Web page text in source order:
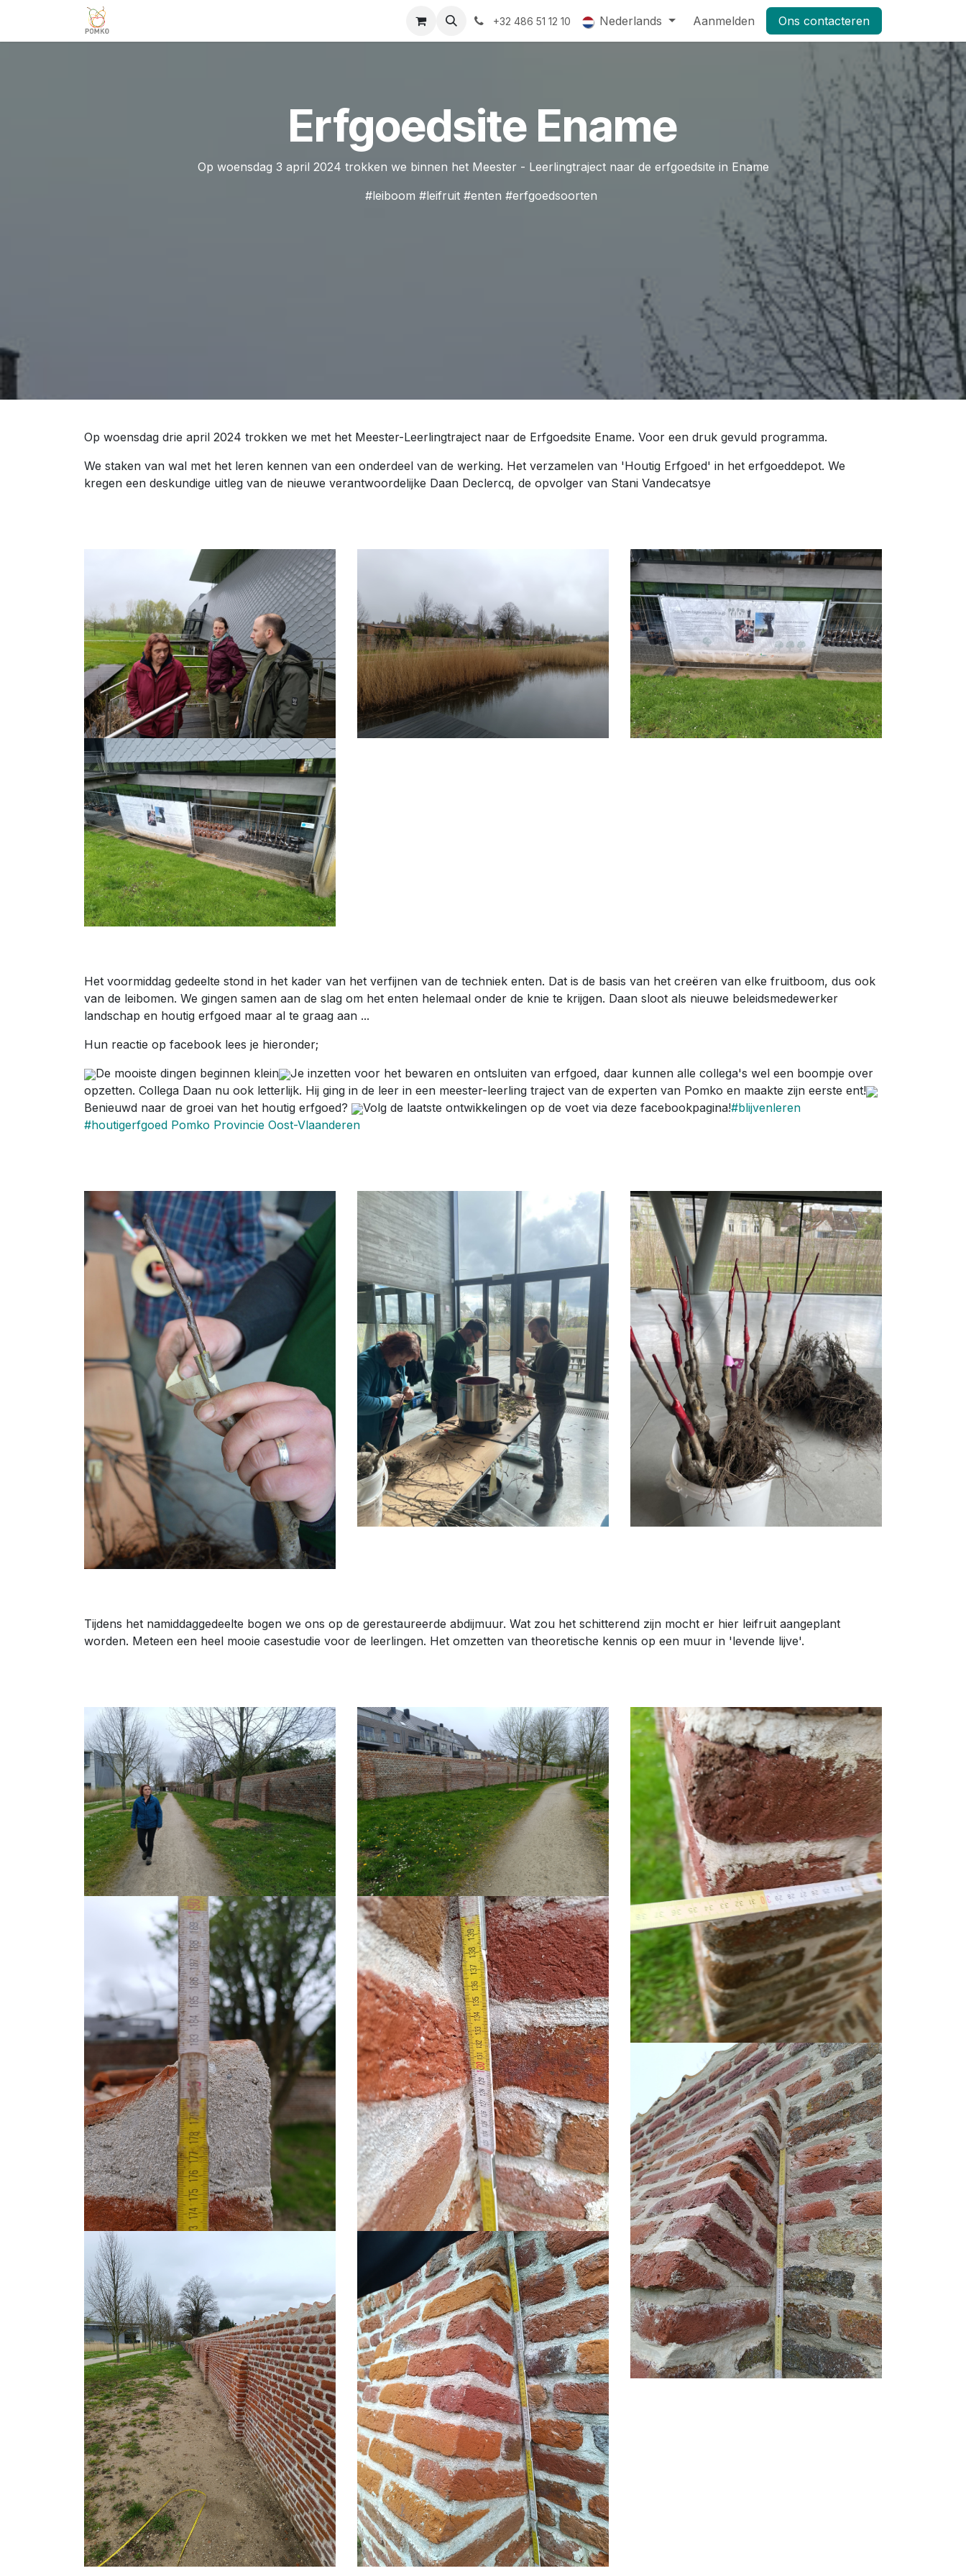
Overslaan naar inhoud
QR-labels Leifruit Subsidiedossiers Pers Shop Vacatures Masterclass Leifruit 2026_dag1
+32 486 51 12 10 Nederlands Aanmelden Ons contacteren
Erfgoedsite Ename
Op woensdag 3 april 2024 trokken we binnen het Meester - Leerlingtraject naar de erfgoedsite in Ename
#leiboom #leifruit #enten #erfgoedsoorten
Op woensdag drie april 2024 trokken we met het Meester-Leerlingtraject naar de Erfgoedsite Ename. Voor een druk gevuld programma.
We staken van wal met het leren kennen van een onderdeel van de werking. Het verzamelen van 'Houtig Erfgoed' in het erfgoeddepot. We
kregen een deskundige uitleg van de nieuwe verantwoordelijke Daan Declercq, de opvolger van Stani Vandecatsye
Het voormiddag gedeelte stond in het kader van het verfijnen van de techniek enten. Dat is de basis van het creëren van elke fruitboom, dus ook
van de leibomen. We gingen samen aan de slag om het enten helemaal onder de knie te krijgen. Daan sloot als nieuwe beleidsmedewerker
landschap en houtig erfgoed maar al te graag aan ...
Hun reactie op facebook lees je hieronder;
De mooiste dingen beginnen klein
Je inzetten voor het bewaren en ontsluiten van erfgoed, daar kunnen alle collega's wel een boompje over
opzetten. Collega Daan nu ook letterlijk. Hij ging in de leer in een meester-leerling traject van de experten van Pomko en maakte zijn eerste ent!
Benieuwd naar de groei van het houtig erfgoed?
Volg de laatste ontwikkelingen op de voet via deze facebookpagina!#blijvenleren
#houtigerfgoed Pomko Provincie Oost-Vlaanderen
Tijdens het namiddaggedeelte bogen we ons op de gerestaureerde abdijmuur. Wat zou het schitterend zijn mocht er hier leifruit aangeplant
worden. Meteen een heel mooie casestudie voor de leerlingen. Het omzetten van theoretische kennis op een muur in 'levende lijve'.